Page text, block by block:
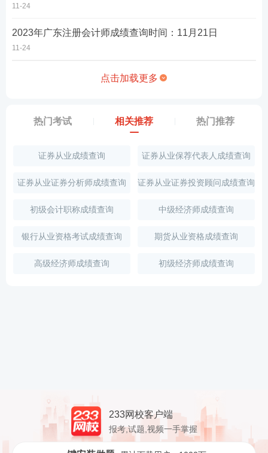
11-24
2023年广东注册会计师成绩查询时间：11月21日
11-24
点击加载更多
热门考试 相关推荐 热门推荐
证券从业成绩查询 证券从业保荐代表人成绩查询
证券从业证券分析师成绩查询 证券从业证券投资顾问成绩查询
初级会计职称成绩查询 中级经济师成绩查询
银行从业资格考试成绩查询 期货从业资格成绩查询
高级经济师成绩查询 初级经济师成绩查询
233网校客户端
报考,试题,视频一手掌握